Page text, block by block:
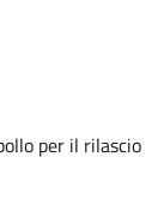
per il rilascio